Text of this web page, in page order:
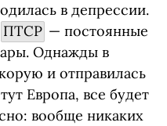
в депрессии.
ПТСР — постоянные
Однажды в
и отправилась
Европа, все будет
вообще никаких